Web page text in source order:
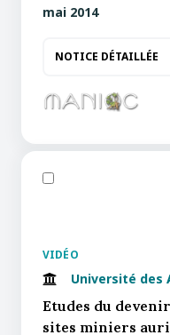
mai 2014
NOTICE DÉTAILLÉE
VIDÉO
Université des
Etudes du
sites miniers